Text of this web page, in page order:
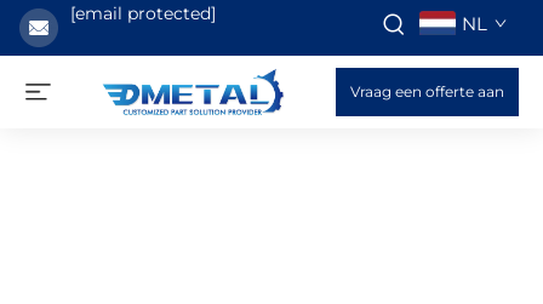
[email protected] NL
Vraag een offerte aan